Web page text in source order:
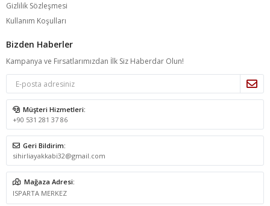
Gizlilik Sözleşmesi
Kullanım Koşulları
Bizden Haberler
Kampanya ve Fırsatlarımızdan İlk Siz Haberdar Olun!
Müşteri Hizmetleri:
+90 531 281 37 86
Geri Bildirim:
sihirliayakkabi32@gmail.com
Mağaza Adresi:
ISPARTA MERKEZ